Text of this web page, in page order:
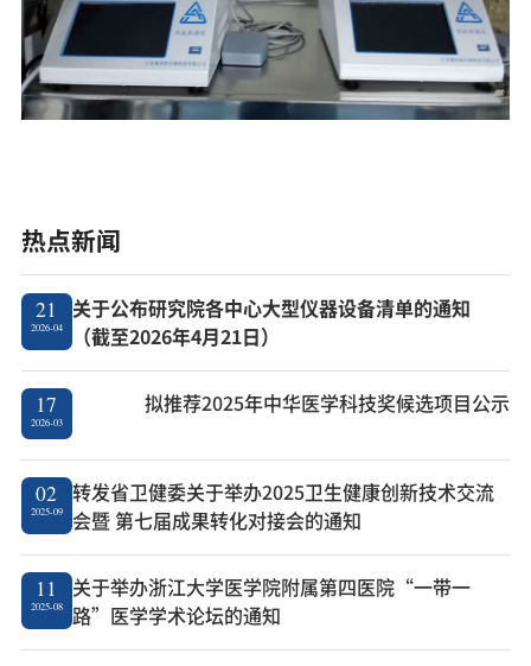
热点新闻
21
2026-04
关于公布研究院各中心大型仪器设备清单的通知
（截至2026年4月21日）
17
2026-03
拟推荐2025年中华医学科技奖候选项目公示
02
2025-09
转发省卫健委关于举办2025卫生健康创新技术交流
会暨 第七届成果转化对接会的通知
11
2025-08
关于举办浙江大学医学院附属第四医院“一带一
路”医学学术论坛的通知